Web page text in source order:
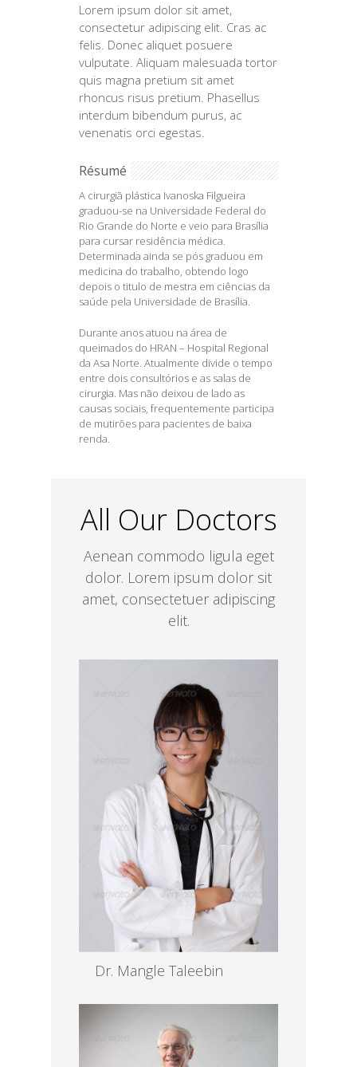
Lorem ipsum dolor sit amet,
consectetur adipiscing elit. Cras ac
felis. Donec aliquet posuere
vulputate. Aliquam malesuada tortor
quis magna pretium sit amet
rhoncus risus pretium. Phasellus
interdum bibendum purus, ac
venenatis orci egestas.
Résumé
A cirurgiã plástica Ivanoska Filgueira
graduou-se na Universidade Federal do
Rio Grande do Norte e veio para Brasília
para cursar residência médica.
Determinada ainda se pós graduou em
medicina do trabalho, obtendo logo
depois o titulo de mestra em ciências da
saúde pela Universidade de Brasília.
Durante anos atuou na área de
queimados do HRAN – Hospital Regional
da Asa Norte. Atualmente divide o tempo
entre dois consultórios e as salas de
cirurgia. Mas não deixou de lado as
causas sociais, frequentemente participa
de mutirões para pacientes de baixa
renda.
All Our Doctors
Aenean commodo ligula eget
dolor. Lorem ipsum dolor sit
amet, consectetuer adipiscing
elit.
Dr. Mangle Taleebin